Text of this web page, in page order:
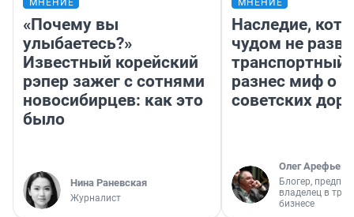
МНЕНИЕ
«Почему вы
улыбаетесь?»
Известный корейский
рэпер зажег с сотнями
новосибирцев: как это
было
Нина Раневская
Журналист
МНЕНИЕ
Наследие,
чудом не
транспортный
разнес миф о
советских
Олег Арефьев
Блогер,
владелец в
бизнесе